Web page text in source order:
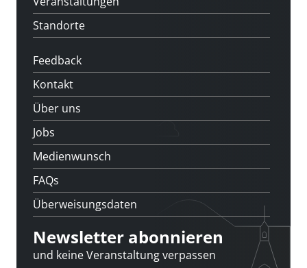
Standorte
Feedback
Kontakt
Über uns
Jobs
Medienwunsch
FAQs
Überweisungsdaten
Newsletter abonnieren
und keine Veranstaltung verpassen